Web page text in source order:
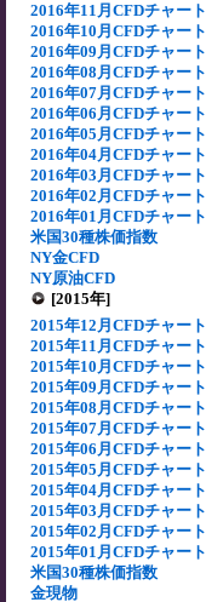
2016年11月CFDチャート
2016年10月CFDチャート
2016年09月CFDチャート
2016年08月CFDチャート
2016年07月CFDチャート
2016年06月CFDチャート
2016年05月CFDチャート
2016年04月CFDチャート
2016年03月CFDチャート
2016年02月CFDチャート
2016年01月CFDチャート
米国30種株価指数
NY金CFD
NY原油CFD
[2015年]
2015年12月CFDチャート
2015年11月CFDチャート
2015年10月CFDチャート
2015年09月CFDチャート
2015年08月CFDチャート
2015年07月CFDチャート
2015年06月CFDチャート
2015年05月CFDチャート
2015年04月CFDチャート
2015年03月CFDチャート
2015年02月CFDチャート
2015年01月CFDチャート
米国30種株価指数
金現物